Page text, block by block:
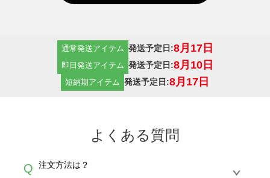
通常発送アイテム 発送予定日:8月17日
即日発送アイテム 発送予定日:8月10日
短納期アイテム 発送予定日:8月17日
よくある質問
Q 注文方法は？